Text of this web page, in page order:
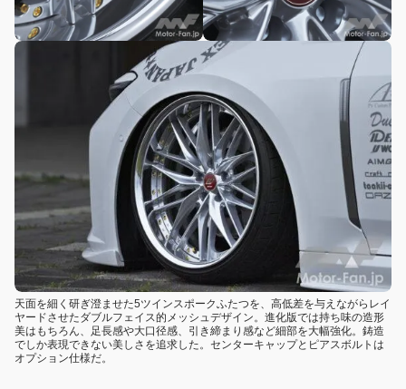
天面を細く研ぎ澄ませた5ツインスポークふたつを、高低差を与えながらレイ
ヤードさせたダブルフェイス的メッシュデザイン。進化版では持ち味の造形
美はもちろん、足長感や大口径感、引き締まり感など細部を大幅強化。鋳造
でしか表現できない美しさを追求した。センターキャップとピアスボルトは
オプション仕様だ。